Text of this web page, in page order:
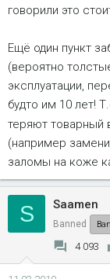
говорили это
Ещё один пункт
(вероятно
эксплуатации,
будто им 10 лет!
теряют товарный
(например
заломы на коже
S Saamen
Banned
4 093